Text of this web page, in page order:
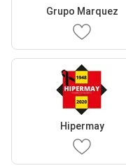
Grupo Marquez
Hipermay